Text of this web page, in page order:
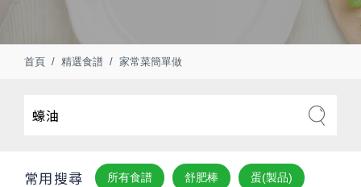
首頁 精選食譜 家常菜簡單做
常用搜尋 所有食譜 舒肥棒 蛋(製品)